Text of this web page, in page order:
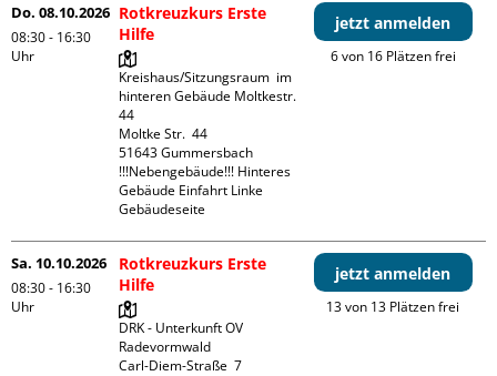
Do. 08.10.2026
08:30 - 16:30
Uhr
Rotkreuzkurs Erste
Hilfe
Kreishaus/Sitzungsraum  im
hinteren Gebäude Moltkestr.
44
Moltke Str.  44
51643 Gummersbach
!!!Nebengebäude!!! Hinteres
Gebäude Einfahrt Linke
Gebäudeseite
jetzt anmelden
6 von 16 Plätzen frei
Sa. 10.10.2026
08:30 - 16:30
Uhr
Rotkreuzkurs Erste
Hilfe
DRK - Unterkunft OV
Radevormwald
Carl-Diem-Straße  7
jetzt anmelden
13 von 13 Plätzen frei